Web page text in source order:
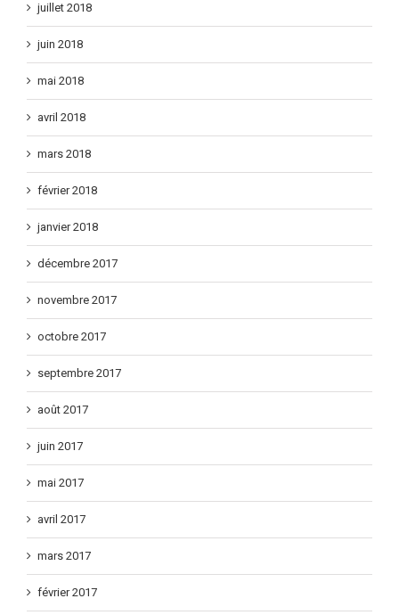
juillet 2018
juin 2018
mai 2018
avril 2018
mars 2018
février 2018
janvier 2018
décembre 2017
novembre 2017
octobre 2017
septembre 2017
août 2017
juin 2017
mai 2017
avril 2017
mars 2017
février 2017